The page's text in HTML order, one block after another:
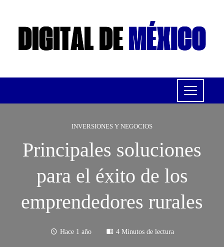
INVERSIONES Y NEGOCIOS
Principales soluciones
para el éxito de los
emprendedores rurales
Hace 1 año 4 Minutos de lectura